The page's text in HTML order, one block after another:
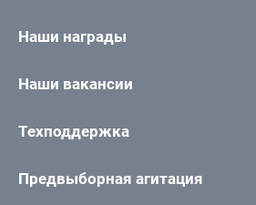
Наши награды
Наши вакансии
Техподдержка
Предвыборная агитация